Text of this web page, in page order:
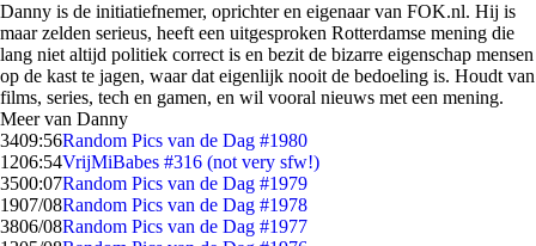
Danny is de initiatiefnemer, oprichter en eigenaar van FOK.nl. Hij is
maar zelden serieus, heeft een uitgesproken Rotterdamse mening die
lang niet altijd politiek correct is en bezit de bizarre eigenschap mensen
op de kast te jagen, waar dat eigenlijk nooit de bedoeling is. Houdt van
films, series, tech en gamen, en wil vooral nieuws met een mening.
Meer van Danny
3409:56Random Pics van de Dag #1980
1206:54VrijMiBabes #316 (not very sfw!)
3500:07Random Pics van de Dag #1979
1907/08Random Pics van de Dag #1978
3806/08Random Pics van de Dag #1977